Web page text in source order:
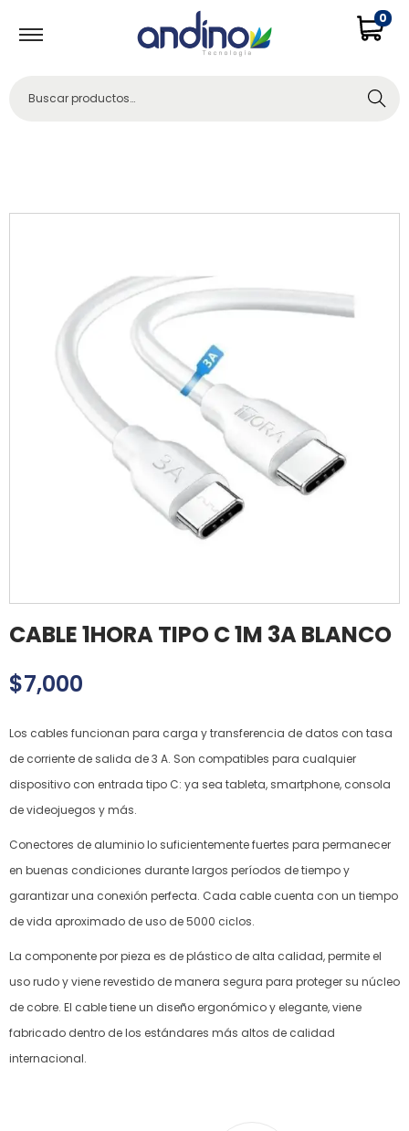
0
Buscar
CABLE 1HORA TIPO C 1M 3A BLANCO
$7,000
Los cables funcionan para carga y transferencia de datos con tasa
de corriente de salida de 3 A. Son compatibles para cualquier
dispositivo con entrada tipo C: ya sea tableta, smartphone, consola
de videojuegos y más.
Conectores de aluminio lo suficientemente fuertes para permanecer
en buenas condiciones durante largos períodos de tiempo y
garantizar una conexión perfecta. Cada cable cuenta con un tiempo
de vida aproximado de uso de 5000 ciclos.
La componente por pieza es de plástico de alta calidad, permite el
uso rudo y viene revestido de manera segura para proteger su núcleo
de cobre. El cable tiene un diseño ergonómico y elegante, viene
fabricado dentro de los estándares más altos de calidad
internacional.